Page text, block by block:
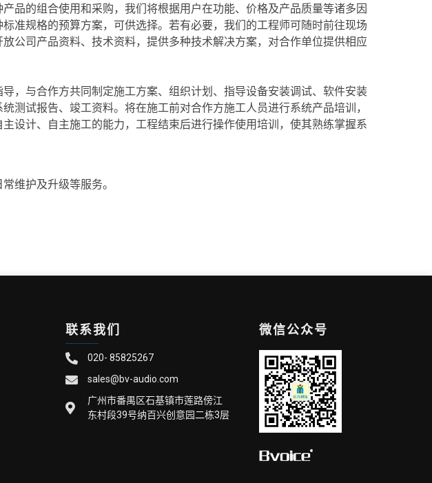
品的组合使用和采购，我们将根据用户在功能、价格及产品质量等诸多因
准规格的预算方案，可供选择。若有必要，我们的工程师可随时前往现场
公司产品资料、技术资料，提供多种技术解决方案，对合作单位提供相应
，与合作方共同制定施工方案、组织计划、指导设备安装调试、软件安装
测试报告、竣工资料。将在施工前对合作方施工人员进行系统产品培训，
设计、自主施工的能力，工程结束后进行操作使用培训，使其熟练掌握系
维护及升级等服务。
联系我们
020- 85825267
sales@bv-audio.com
广州市番禺区石基镇市莲路傍江
东村段39号纳百兴创意园二栋3层
微信公众号